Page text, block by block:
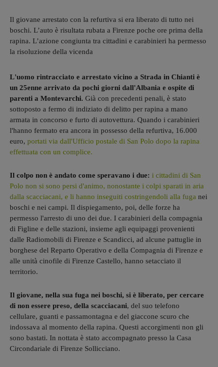
Il giovane arrestato con la refurtiva si era liberato di tutto nei
boschi. L’auto è risultata rubata a Firenze poche ore prima della
rapina. L’azione congiunta tra cittadini e carabinieri ha permesso
la risoluzione della vicenda
L'uomo rintracciato e arrestato vicino a Strada in Chianti è
un 25enne arrivato da pochi giorni dall'Albania e ospite di
parenti a Montevarchi. Già con precedenti penali, è stato
sottoposto a fermo di indiziato di delitto per rapina a mano
armata in concorso e furto di autovettura. Quando i carabinieri
l'hanno fermato era ancora in possesso della refurtiva, 16.000
euro, portati via dall'Ufficio postale di San Polo dopo la rapina
effettuata con un complice.
Il colpo non è andato come speravano i due: i cittadini di San
Polo non si sono persi d'animo, nonostante i colpi sparati in aria
dalla scacciacani, e li hanno inseguiti costringendoli alla fuga nei
boschi e nei campi. Il dispiegamento, poi, delle forze ha
permesso l'arresto di uno dei due. I carabinieri della compagnia
di Figline e delle stazioni, insieme agli equipaggi provenienti
dalle Radiomobili di Firenze e Scandicci, ad alcune pattuglie in
borghese del Reparto Operativo e della Compagnia di Firenze e
alle unità cinofile di Firenze Castello, hanno setacciato il
territorio.
Il giovane, nella sua fuga nei boschi, si è liberato, per cercare
di non essere preso, della scacciacani, del suo telefono
cellulare, guanti e passamontagna e del giaccone scuro che
indossava al momento della rapina. Questi accorgimenti non gli
sono bastati. In nottata è stato accompagnato presso la Casa
Circondariale di Firenze Sollicciano.